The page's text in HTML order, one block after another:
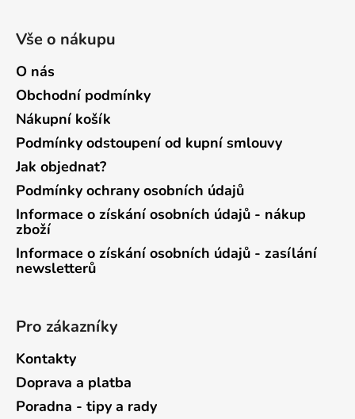
Vše o nákupu
O nás
Obchodní podmínky
Nákupní košík
Podmínky odstoupení od kupní smlouvy
Jak objednat?
Podmínky ochrany osobních údajů
Informace o získání osobních údajů - nákup
zboží
Informace o získání osobních údajů - zasílání
newsletterů
Pro zákazníky
Kontakty
Doprava a platba
Poradna - tipy a rady